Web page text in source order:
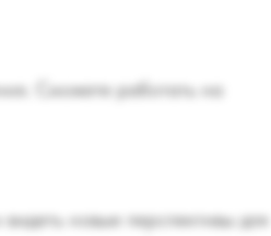
Сможете работать на
новые перспективы для